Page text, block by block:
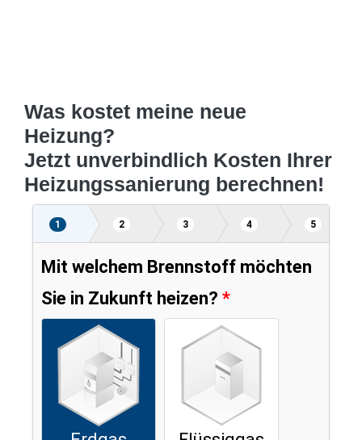
Was kostet meine neue
Heizung?
Jetzt unverbindlich Kosten Ihrer
Heizungssanierung berechnen!